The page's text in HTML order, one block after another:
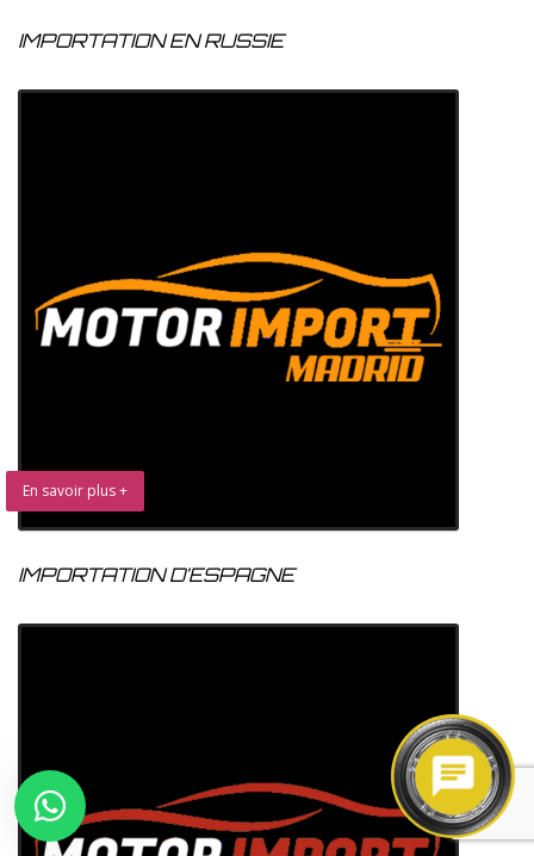
IMPORTATION EN RUSSIE
En savoir plus +
IMPORTATION D’ESPAGNE